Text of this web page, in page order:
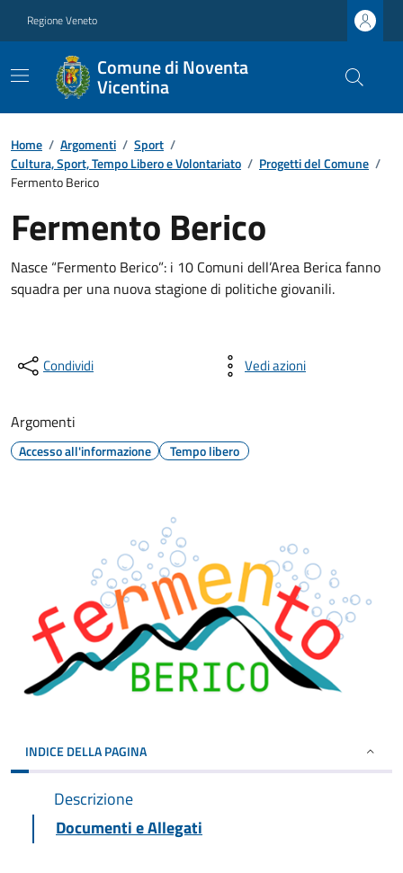
Regione Veneto
Comune di Noventa
Vicentina
Home / Argomenti / Sport /
Cultura, Sport, Tempo Libero e Volontariato / Progetti del Comune /
Fermento Berico
Fermento Berico
Nasce “Fermento Berico”: i 10 Comuni dell’Area Berica fanno
squadra per una nuova stagione di politiche giovanili.
Condividi Vedi azioni
Argomenti
Accesso all'informazione Tempo libero
INDICE DELLA PAGINA
Descrizione
Documenti e Allegati